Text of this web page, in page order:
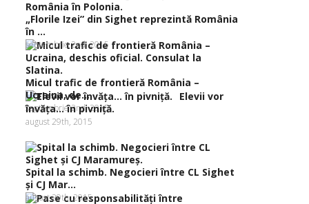
„Florile Izei” din Sighet reprezintă România
în ...
septembrie 2nd, 2015
Micul trafic de frontieră România –
Ucraina, de...
septembrie 2nd, 2015
Elevii vor
învăţa… în pivniţă.
august 29th, 2015
Spital la schimb. Negocieri între CL Sighet
şi CJ Mar...
august 29th, 2015